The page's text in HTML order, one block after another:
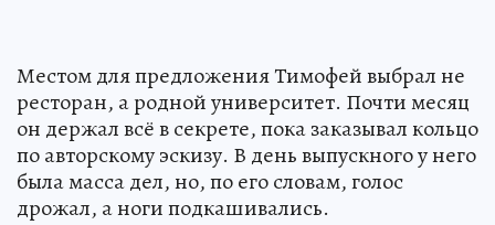
Местом для предложения Тимофей выбрал не
ресторан, а родной университет. Почти месяц
он держал всё в секрете, пока заказывал кольцо
по авторскому эскизу. В день выпускного у него
была масса дел, но, по его словам, голос
дрожал, а ноги подкашивались.